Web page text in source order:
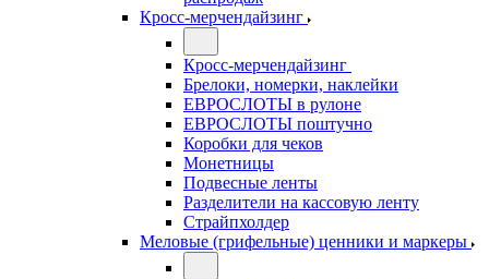
Кросс-мерчендайзинг
Кросс-мерчендайзинг
Брелоки, номерки, наклейки
ЕВРОСЛОТЫ в рулоне
ЕВРОСЛОТЫ поштучно
Коробки для чеков
Монетницы
Подвесные ленты
Разделители на кассовую ленту
Страйпхолдер
Меловые (грифельные) ценники и маркеры